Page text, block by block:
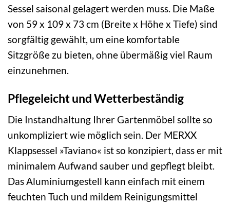
Sessel saisonal gelagert werden muss. Die Maße
von 59 x 109 x 73 cm (Breite x Höhe x Tiefe) sind
sorgfältig gewählt, um eine komfortable
Sitzgröße zu bieten, ohne übermäßig viel Raum
einzunehmen.
Pflegeleicht und Wetterbeständig
Die Instandhaltung Ihrer Gartenmöbel sollte so
unkompliziert wie möglich sein. Der MERXX
Klappsessel »Taviano« ist so konzipiert, dass er mit
minimalem Aufwand sauber und gepflegt bleibt.
Das Aluminiumgestell kann einfach mit einem
feuchten Tuch und mildem Reinigungsmittel